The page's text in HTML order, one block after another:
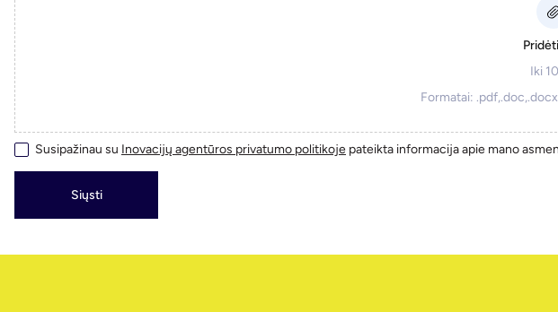
Iki
Formatai:
Susipažinau su Inovacijų agentūros privatumo politikoje pateikta informacija apie mano
Siųsti